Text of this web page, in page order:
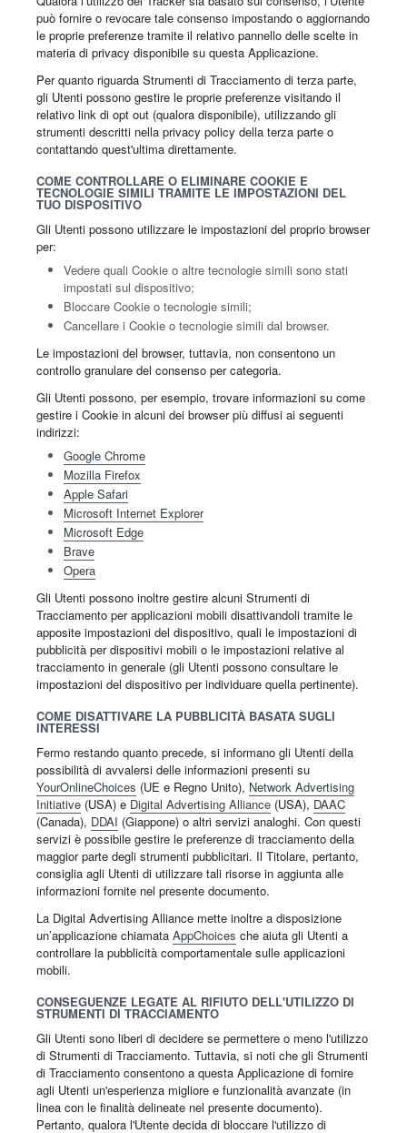
può fornire o revocare tale consenso impostando o aggiornando
le proprie preferenze tramite il relativo pannello delle scelte in
materia di privacy disponibile su questa Applicazione.
Per quanto riguarda Strumenti di Tracciamento di terza parte,
gli Utenti possono gestire le proprie preferenze visitando il
relativo link di opt out (qualora disponibile), utilizzando gli
strumenti descritti nella privacy policy della terza parte o
contattando quest'ultima direttamente.
COME CONTROLLARE O ELIMINARE COOKIE E
TECNOLOGIE SIMILI TRAMITE LE IMPOSTAZIONI DEL
TUO DISPOSITIVO
Gli Utenti possono utilizzare le impostazioni del proprio browser
per:
Vedere quali Cookie o altre tecnologie simili sono stati
impostati sul dispositivo;
Bloccare Cookie o tecnologie simili;
Cancellare i Cookie o tecnologie simili dal browser.
Le impostazioni del browser, tuttavia, non consentono un
controllo granulare del consenso per categoria.
Gli Utenti possono, per esempio, trovare informazioni su come
gestire i Cookie in alcuni dei browser più diffusi ai seguenti
indirizzi:
Google Chrome
Mozilla Firefox
Apple Safari
Microsoft Internet Explorer
Microsoft Edge
Brave
Opera
Gli Utenti possono inoltre gestire alcuni Strumenti di
Tracciamento per applicazioni mobili disattivandoli tramite le
apposite impostazioni del dispositivo, quali le impostazioni di
pubblicità per dispositivi mobili o le impostazioni relative al
tracciamento in generale (gli Utenti possono consultare le
impostazioni del dispositivo per individuare quella pertinente).
COME DISATTIVARE LA PUBBLICITÀ BASATA SUGLI
INTERESSI
Fermo restando quanto precede, si informano gli Utenti della
possibilità di avvalersi delle informazioni presenti su
YourOnlineChoices (UE e Regno Unito), Network Advertising
Initiative (USA) e Digital Advertising Alliance (USA), DAAC
(Canada), DDAI (Giappone) o altri servizi analoghi. Con questi
servizi è possibile gestire le preferenze di tracciamento della
maggior parte degli strumenti pubblicitari. Il Titolare, pertanto,
consiglia agli Utenti di utilizzare tali risorse in aggiunta alle
informazioni fornite nel presente documento.
La Digital Advertising Alliance mette inoltre a disposizione
un’applicazione chiamata AppChoices che aiuta gli Utenti a
controllare la pubblicità comportamentale sulle applicazioni
mobili.
CONSEGUENZE LEGATE AL RIFIUTO DELL'UTILIZZO DI
STRUMENTI DI TRACCIAMENTO
Gli Utenti sono liberi di decidere se permettere o meno l'utilizzo
di Strumenti di Tracciamento. Tuttavia, si noti che gli Strumenti
di Tracciamento consentono a questa Applicazione di fornire
agli Utenti un'esperienza migliore e funzionalità avanzate (in
linea con le finalità delineate nel presente documento).
Pertanto, qualora l'Utente decida di bloccare l'utilizzo di